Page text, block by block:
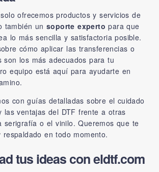
ofrecemos productos y servicios de
también un soporte experto para que
lo más sencilla y satisfactoria posible.
cómo aplicar las transferencias o
son los más adecuados para tu
equipo está aquí para ayudarte en
con guías detalladas sobre el cuidado
las ventajas del DTF frente a otras
serigrafía o el vinilo. Queremos que te
en todo momento.
tus ideas con eldtf.com